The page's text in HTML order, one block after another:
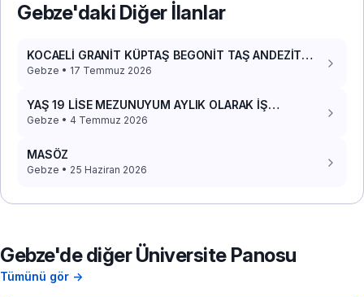
Gebze'daki Diğer İlanlar
KOCAELİ GRANİT KÜPTAŞ BEGONİT TAŞ ANDEZİT
TAŞ UYGULAMA EKİBİYİM HALİL USTA
Gebze • 17 Temmuz 2026
YAŞ 19 LİSE MEZUNUYUM AYLIK OLARAK İŞ
ARIYORUM
Gebze • 4 Temmuz 2026
MASÖZ
Gebze • 25 Haziran 2026
Gebze'de diğer Üniversite Panosu
Tümünü gör →